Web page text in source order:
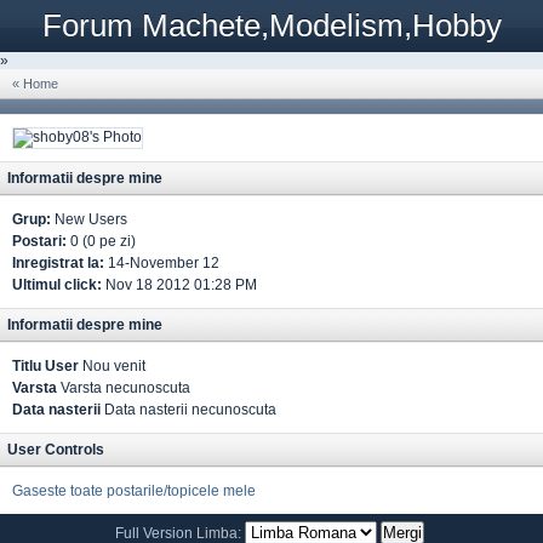
Forum Machete,Modelism,Hobby
»
« Home
Informatii despre mine
Grup: New Users
Postari: 0 (0 pe zi)
Inregistrat la: 14-November 12
Ultimul click: Nov 18 2012 01:28 PM
Informatii despre mine
Titlu User Nou venit
Varsta Varsta necunoscuta
Data nasterii Data nasterii necunoscuta
User Controls
Gaseste toate postarile/topicele mele
Full Version Limba: